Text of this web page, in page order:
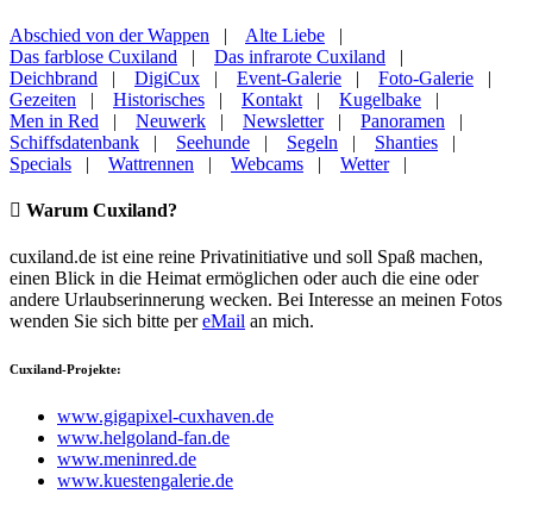
Abschied von der Wappen | Alte Liebe |
Das farblose Cuxiland | Das infrarote Cuxiland |
Deichbrand | DigiCux | Event-Galerie | Foto-Galerie |
Gezeiten | Historisches | Kontakt | Kugelbake |
Men in Red | Neuwerk | Newsletter| Panoramen |
Schiffsdatenbank | Seehunde | Segeln | Shanties |
Specials | Wattrennen | Webcams | Wetter|
Warum Cuxiland?
cuxiland.de ist eine reine Privatinitiative und soll Spaß machen,
einen Blick in die Heimat ermöglichen oder auch die eine oder
andere Urlaubserinnerung wecken. Bei Interesse an meinen Fotos
wenden Sie sich bitte pereMail an mich.
Cuxiland-Projekte:
www.gigapixel-cuxhaven.de
www.helgoland-fan.de
www.meninred.de
www.kuestengalerie.de